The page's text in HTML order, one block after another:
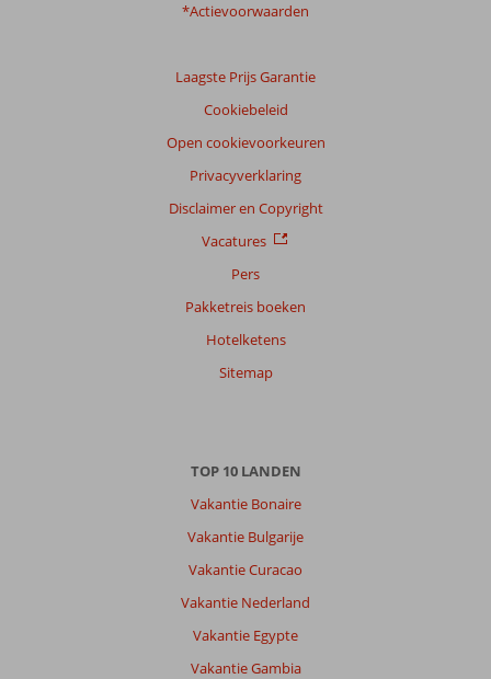
*Actievoorwaarden
Laagste Prijs Garantie
Cookiebeleid
Open cookievoorkeuren
Privacyverklaring
Disclaimer en Copyright
Vacatures
Pers
Pakketreis boeken
Hotelketens
Sitemap
TOP 10 LANDEN
Vakantie Bonaire
Vakantie Bulgarije
Vakantie Curacao
Vakantie Nederland
Vakantie Egypte
Vakantie Gambia